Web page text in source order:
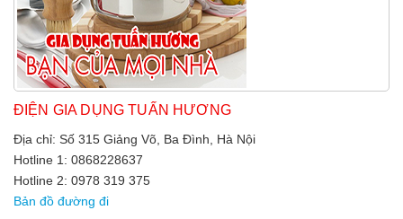
ĐIỆN GIA DỤNG TUẤN HƯƠNG
Địa chỉ: Số 315 Giảng Võ, Ba Đình, Hà Nội
Hotline 1: 0868228637
Hotline 2: 0978 319 375
Bản đồ đường đi